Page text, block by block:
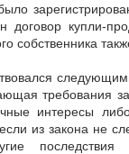
договор купли-
собственника
требования
интересы
из закона не